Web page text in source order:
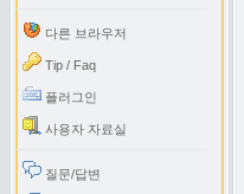
다른 브라우저
Tip / Faq
플러그인
사용자 자료실
질문/답변